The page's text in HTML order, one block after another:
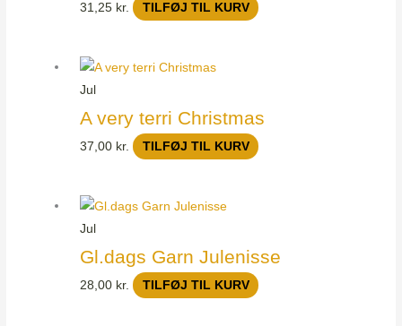
31,25 kr. TILFØJ TIL KURV
Jul
A very terri Christmas
37,00 kr. TILFØJ TIL KURV
Jul
Gl.dags Garn Julenisse
28,00 kr. TILFØJ TIL KURV